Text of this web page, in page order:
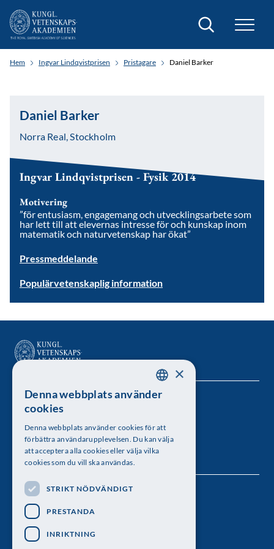
Sök
Hem Ingvar Lindqvistprisen Pristagare Daniel Barker
Daniel Barker
Norra Real, Stockholm
Ingvar Lindqvistprisen - Fysik 2014
Motivering
”för entusiasm, engagemang och utvecklingsarbete som
har lett till att elevernas intresse för och kunskap inom
matematik och naturvetenskap har ökat”
Pressmeddelande
Populärvetenskaplig information
Kungl. Vetenskapsakademien
Besöksadress: Lilla Frescativägen 4A
Telefon: 08-673 95 00
Följ oss
SWEDISH
×
Denna webbplats använder
cookies
Denna webbplats använder cookies för att
förbättra användarupplevelsen. Du kan välja
att acceptera alla cookies eller välja vilka
cookies som du vill ska användas.
STRIKT NÖDVÄNDIGT
PRESTANDA
INRIKTNING